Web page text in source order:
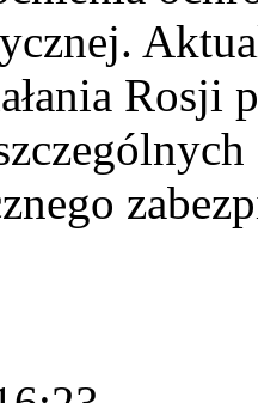
Rosji